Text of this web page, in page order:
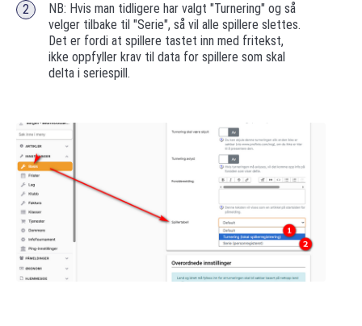
NB: Hvis man tidligere har valgt "Turnering" og så
velger tilbake til "Serie", så vil alle spillere slettes.
Det er fordi at spillere tastet inn med fritekst,
ikke oppfyller krav til data for spillere som skal
delta i seriespill.